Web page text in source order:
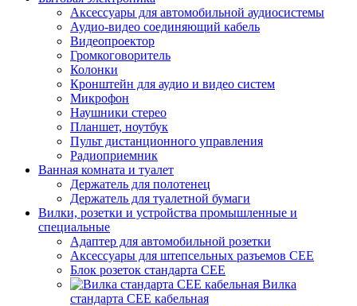
Аксессуары для автомобильной аудиосистемы
Аудио-видео соединяющий кабель
Видеопроектор
Громкоговоритель
Колонки
Кронштейн для аудио и видео систем
Микрофон
Наушники стерео
Планшет, ноутбук
Пульт дистанционного управления
Радиоприемник
Ванная комната и туалет
Держатель для полотенец
Держатель для туалетной бумаги
Вилки, розетки и устройства промышленные и
специальные
Адаптер для автомобильной розетки
Аксессуары для штепсельных разъемов CEE
Блок розеток стандарта CEE
Вилка
стандарта CEE кабельная